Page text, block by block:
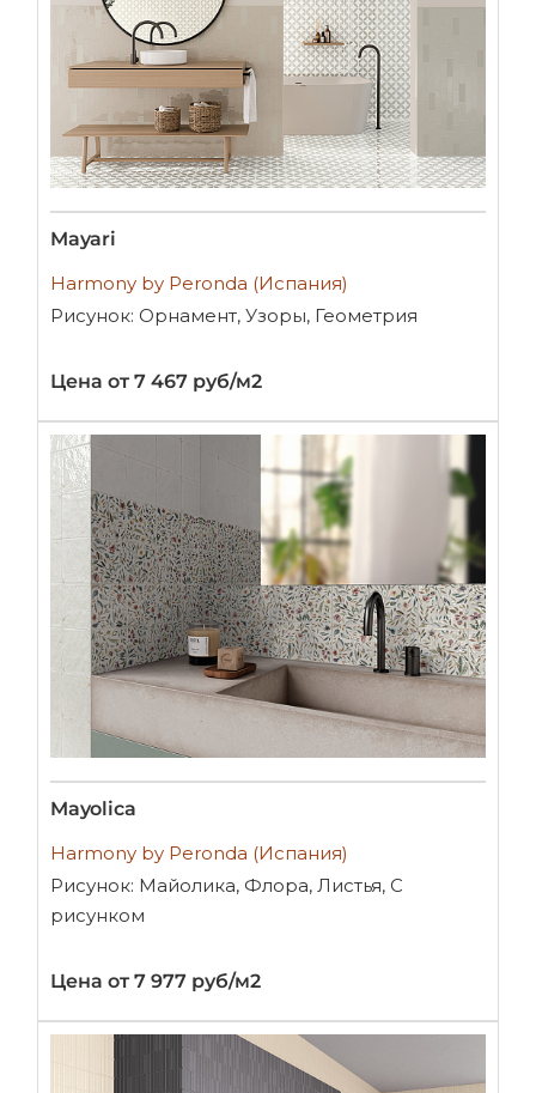
Mayari
Harmony by Peronda (Испания)
Рисунок: Орнамент, Узоры, Геометрия
Цена от 7 467 руб/м2
Mayolica
Harmony by Peronda (Испания)
Рисунок: Майолика, Флора, Листья, С
рисунком
Цена от 7 977 руб/м2